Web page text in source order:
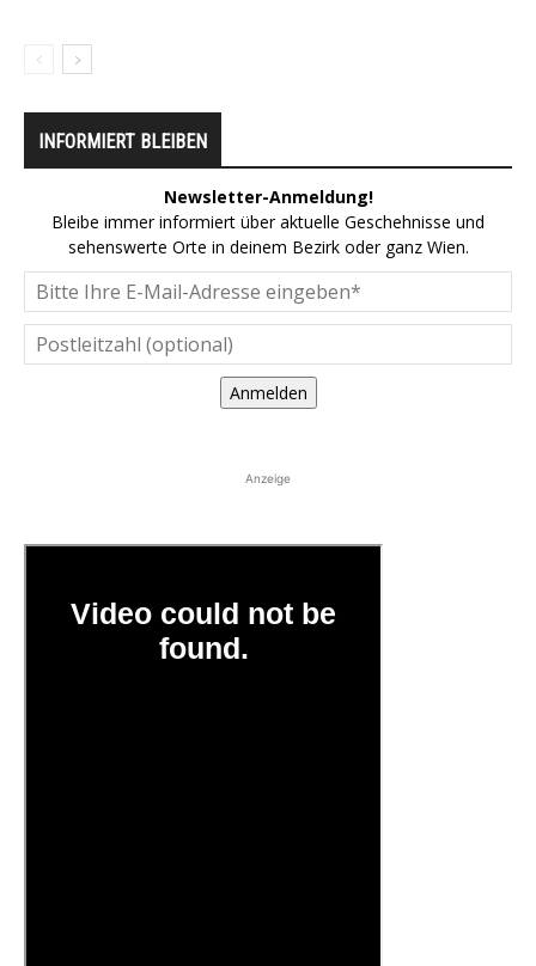
INFORMIERT BLEIBEN
Newsletter-Anmeldung!
Bleibe immer informiert über aktuelle Geschehnisse und
sehenswerte Orte in deinem Bezirk oder ganz Wien.
Anmelden
Anzeige